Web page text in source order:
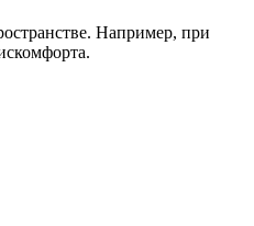
Например, при